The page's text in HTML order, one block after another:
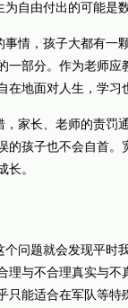
由付出的可能是数
，孩子大都有一
一部分。作为老师
地面对人生，学习
长、老师的责罚
的孩子也不会自首
长。
题就会发现平时
理与不合理真实与不
只能适合在军队等特